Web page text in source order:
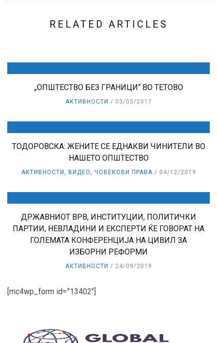
RELATED ARTICLES
„ОПШТЕСТВО БЕЗ ГРАНИЦИ“ ВО ТЕТОВО
АКТИВНОСТИ 03/05/2017
ТОДОРОВСКА: ЖЕНИТЕ СЕ ЕДНАКВИ ЧИНИТЕЛИ ВО
НАШЕТО ОПШТЕСТВО
АКТИВНОСТИ , ВИДЕО, ЧОВЕКОВИ ПРАВА 04/12/2019
ДРЖАВНИОТ ВРВ, ИНСТИТУЦИИ, ПОЛИТИЧКИ
ПАРТИИ, НЕВЛАДИНИ И ЕКСПЕРТИ ЌЕ ГОВОРАТ НА
ГОЛЕМАТА КОНФЕРЕНЦИЈА НА ЦИВИЛ ЗА
ИЗБОРНИ РЕФОРМИ
АКТИВНОСТИ 24/09/2019
[mc4wp_form id=”13402″]